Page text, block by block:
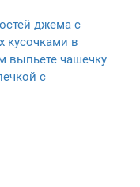
джема с
кусочками в
выпьете чашечку
с